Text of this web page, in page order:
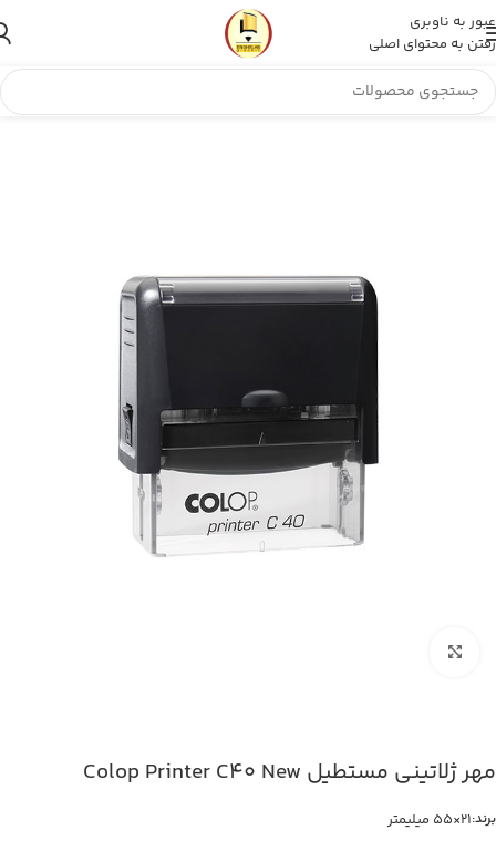
عبور به ناوبری
رفتن به محتوای اصلی
مهر انقلاب» فروشگاه
مهر ژلاتینی مستطیل Colop Printer C40 New
برند:21×55 میلیمتر